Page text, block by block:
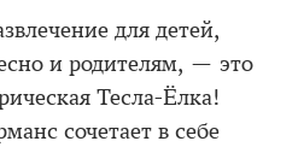
для детей,
и родителям, — это
Тесла-Ёлка!
сочетает в себе